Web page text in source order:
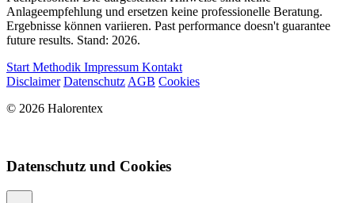
Anlageempfehlung und ersetzen keine professionelle Beratung.
Ergebnisse können variieren. Past performance doesn't guarantee
future results. Stand: 2026.
Start Methodik Impressum Kontakt
Disclaimer Datenschutz AGB Cookies
© 2026 Halorentex
Datenschutz und Cookies